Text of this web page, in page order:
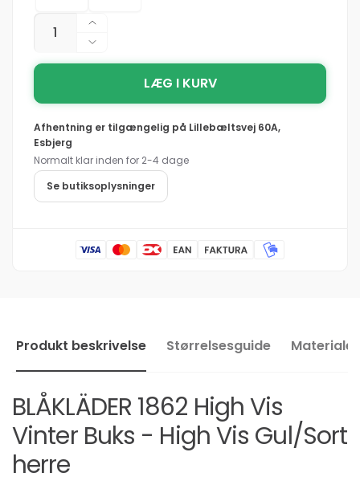
Antal
Øg
antallet
for
BLÅKLÄDER
Vis
Buks
-
High
herre
Reducer
antallet
BLÅKLÄDER
High
Vinter
Buks
-
Gul/Sort
LÆG I KURV
Afhentning er tilgængelig på Lillebæltsvej 60A,
Esbjerg
Normalt klar inden for 2-4 dage
Se butiksoplysninger
Produkt beskrivelse Størrelsesguide Materialer
BLÅKLÄDER 1862 High Vis
Vinter Buks - High Vis Gul/Sort
herre